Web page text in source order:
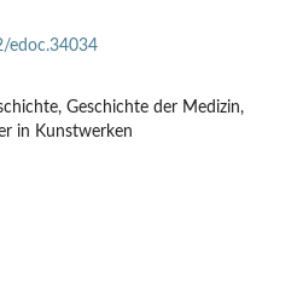
edoc.34034
Geschichte der Medizin,
in Kunstwerken